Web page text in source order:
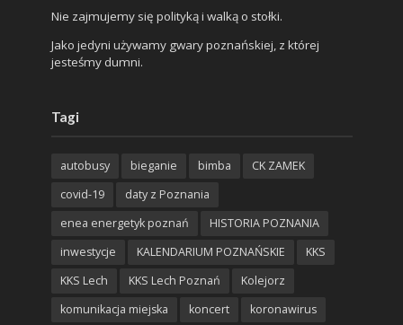
Nie zajmujemy się polityką i walką o stołki.
Jako jedyni używamy gwary poznańskiej, z której
jesteśmy dumni.
Tagi
autobusy bieganie bimba
CK ZAMEK
covid-19
daty z Poznania
enea energetyk poznań
HISTORIA POZNANIA
inwestycje
KALENDARIUM POZNAŃSKIE
KKS
KKS Lech
KKS Lech Poznań
Kolejorz
komunikacja miejska
koncert
koronawirus